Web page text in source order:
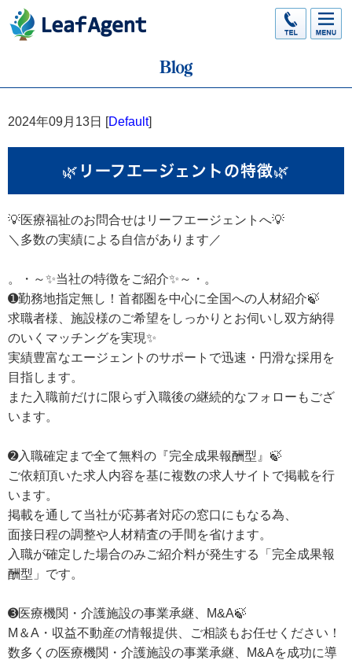
2024年09月13日 [Default]
🌿リーフエージェントの特徴🌿
💡医療福祉のお問合せはリーフエージェントへ💡
＼多数の実績による自信があります／
。・～✨当社の特徴をご紹介✨～・。
➊勤務地指定無し！首都圏を中心に全国への人材紹介🍃
求職者様、施設様のご希望をしっかりとお伺いし双方納得
のいくマッチングを実現✨
実績豊富なエージェントのサポートで迅速・円滑な採用を
目指します。
また入職前だけに限らず入職後の継続的なフォローもござ
います。
➋入職確定まで全て無料の『完全成果報酬型』🍃
ご依頼頂いた求人内容を基に複数の求人サイトで掲載を行
います。
掲載を通して当社が応募者対応の窓口にもなる為、
面接日程の調整や人材精査の手間を省けます。
入職が確定した場合のみご紹介料が発生する「完全成果報
酬型」です。
➌医療機関・介護施設の事業承継、M&A🍃
M＆A・収益不動産の情報提供、ご相談もお任せください！
数多くの医療機関・介護施設の事業承継、M&Aを成功に導